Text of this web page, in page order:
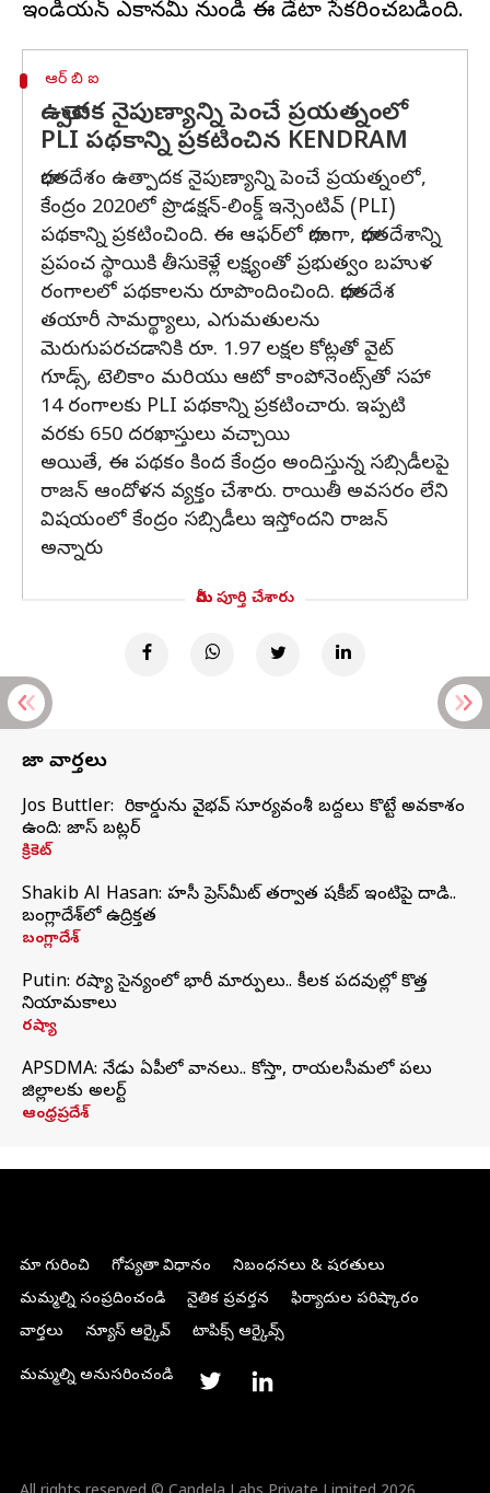
ఆర్ బి ఐ
ఉత్పాదక నైపుణ్యాన్ని పెంచే ప్రయత్నంలో
PLI పథకాన్ని ప్రకటించిన KENDRAM
భారతదేశం ఉత్పాదక నైపుణ్యాన్ని పెంచే ప్రయత్నంలో,
కేంద్రం 2020లో ప్రొడక్షన్-లింక్డ్ ఇన్సెంటివ్ (PLI)
పథకాన్ని ప్రకటించింది. ఈ ఆఫర్‌లో భాగంగా, భారతదేశాన్ని
ప్రపంచ స్థాయికి తీసుకెళ్లే లక్ష్యంతో ప్రభుత్వం బహుళ
రంగాలలో పథకాలను రూపొందించింది. భారతదేశ
తయారీ సామర్థ్యాలు, ఎగుమతులను
మెరుగుపరచడానికి రూ. 1.97 లక్షల కోట్లతో వైట్
గూడ్స్, టెలికాం మరియు ఆటో కాంపోనెంట్స్‌తో సహా
14 రంగాలకు PLI పథకాన్ని ప్రకటించారు. ఇప్పటి
వరకు 650 దరఖాస్తులు వచ్చాయి
అయితే, ఈ పథకం కింద కేంద్రం అందిస్తున్న సబ్సిడీలపై
రాజన్ ఆందోళన వ్యక్తం చేశారు. రాయితీ అవసరం లేని
విషయంలో కేంద్రం సబ్సిడీలు ఇస్తోందని రాజన్
అన్నారు
మీరు పూర్తి చేశారు
తాజా వార్తలు
Jos Buttler: నా రికార్డును వైభవ్ సూర్యవంశీ బద్దలు కొట్టే అవకాశం
ఉంది: జాస్ బట్లర్
క్రికెట్
Shakib Al Hasan: హసీనా ప్రెస్‌మీట్‌ తర్వాత షకీబ్‌ ఇంటిపై దాడి..
బంగ్లాదేశ్‌లో ఉద్రిక్తత
బంగ్లాదేశ్
Putin: రష్యా సైన్యంలో భారీ మార్పులు.. కీలక పదవుల్లో కొత్త
నియామకాలు
రష్యా
APSDMA: నేడు ఏపీలో వానలు.. కోస్తా, రాయలసీమలో పలు
జిల్లాలకు అలర్ట్
ఆంధ్రప్రదేశ్
మా గురించి గోప్యతా విధానం
నిబంధనలు & షరతులు
మమ్మల్ని సంప్రదించండి
నైతిక ప్రవర్తన
ఫిర్యాదుల పరిష్కారం
వార్తలు
న్యూస్ ఆర్కైవ్ టాపిక్స్ ఆర్కైవ్స్
మమ్మల్ని అనుసరించండి